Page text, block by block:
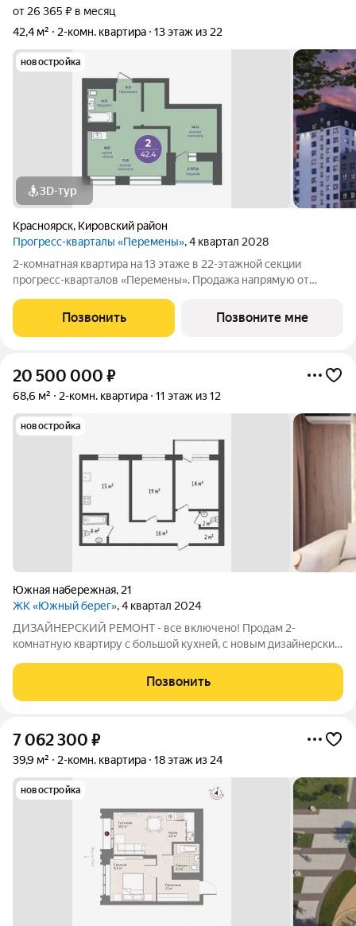
от 26 365 ₽ в месяц
42,4 м²
2-комн. квартира 13 этаж из 22
новостройка
3D-тур
Красноярск, Кировский район
Прогресс-кварталы «Перемены», 4 квартал 2028
2-комнатная квартира на 13 этаже в 22-этажной секции
прогресс-кварталов «Перемены». Продажа напрямую от
Индивидуальный подбор наиболее выгодного варианта
покупки. Бесплатное сопровождение по
Позвонить Позвоните мне
20 500 000 ₽
68,6 м² 2-комн. квартира 11 этаж из 12
новостройка
Южная набережная, 21
ЖК «Южный берег», 4 квартал 2024
ДИЗАЙНЕРСКИЙ РЕМОНТ - все включено! Продам 2-
комнатную квартиру с большой кухней, с новым дизайнерским
комплексе премиум-класса Южный берег. В квартире никто не
жил, дизайн-проект продуман до мелочей и
Позвонить
7 062 300 ₽
39,9 м² 2-комн. квартира 18 этаж из 24
новостройка